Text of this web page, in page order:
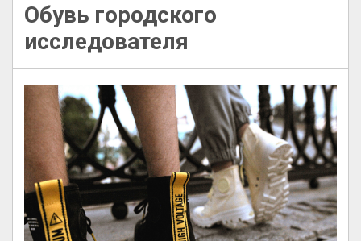
Обувь городского
исследователя